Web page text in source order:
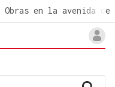
Obras en la avenida de